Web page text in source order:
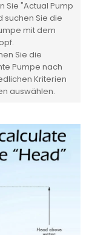
Sie "Actual Pump
suchen Sie die
mit dem
Sie die
Pumpe nach
Kriterien
auswählen.